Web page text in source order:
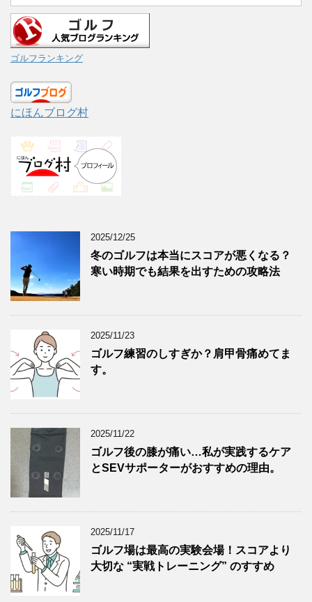
ゴルフランキング
にほんブログ村
2025/12/25
冬のゴルフは本当にスコアが悪くなる？
寒い時期でも結果を出すための攻略法
2025/11/23
ゴルフ練習のしすぎか？肩甲骨痛めてま
す。
2025/11/22
ゴルフ後の膝が痛い…私が実践するケア
とSEVサポーターがおすすめの理由。
2025/11/17
ゴルフ場は最高の実験会場！スコアより
大切な “実戦トレーニング” のすすめ